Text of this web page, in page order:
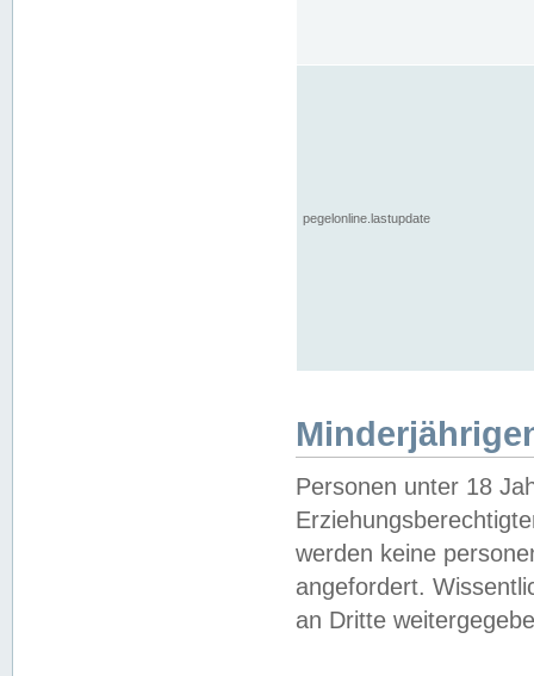
pegelonline.lastupdate
Personen unter 18
werden keine
angefordert.
an Dritte